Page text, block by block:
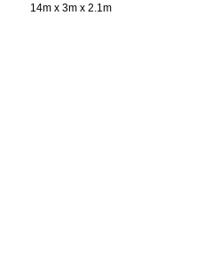
14m x 3m x 2.1m